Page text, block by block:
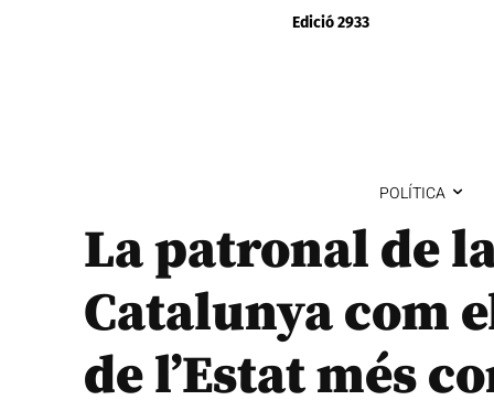
Edició 2933
POLÍTICA
La patronal de
Catalunya com
de l’Estat més